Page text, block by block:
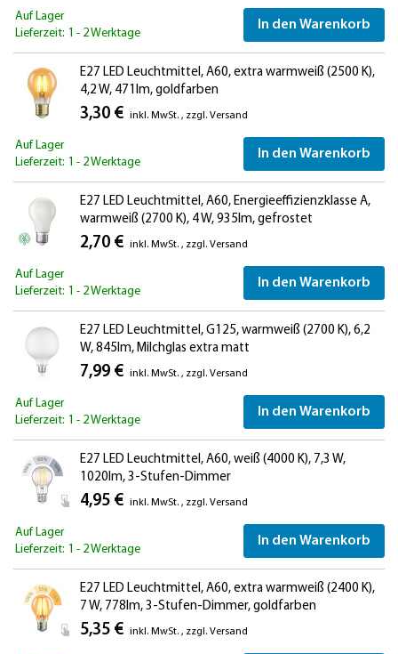
Auf Lager
Lieferzeit: 1 - 2 Werktage
In den Warenkorb
E27 LED Leuchtmittel, A60, extra warmweiß (2500 K),
4,2 W, 471lm, goldfarben
3,30 € inkl. MwSt. , zzgl. Versand
Auf Lager
Lieferzeit: 1 - 2 Werktage
In den Warenkorb
E27 LED Leuchtmittel, A60, Energieeffizienzklasse A,
warmweiß (2700 K), 4 W, 935lm, gefrostet
2,70 € inkl. MwSt. , zzgl. Versand
Auf Lager
Lieferzeit: 1 - 2 Werktage
In den Warenkorb
E27 LED Leuchtmittel, G125, warmweiß (2700 K), 6,2
W, 845lm, Milchglas extra matt
7,99 € inkl. MwSt. , zzgl. Versand
Auf Lager
Lieferzeit: 1 - 2 Werktage
In den Warenkorb
E27 LED Leuchtmittel, A60, weiß (4000 K), 7,3 W,
1020lm, 3-Stufen-Dimmer
4,95 € inkl. MwSt. , zzgl. Versand
Auf Lager
Lieferzeit: 1 - 2 Werktage
In den Warenkorb
E27 LED Leuchtmittel, A60, extra warmweiß (2400 K),
7 W, 778lm, 3-Stufen-Dimmer, goldfarben
5,35 € inkl. MwSt. , zzgl. Versand